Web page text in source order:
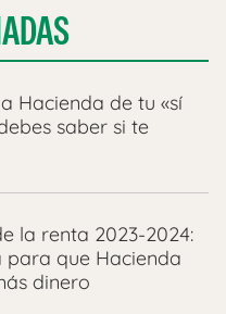
Hacienda de tu «sí
saber si te
la renta 2023-2024:
que Hacienda
dinero